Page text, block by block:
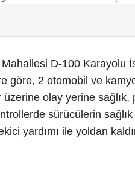
D-100 Karayolu
göre, 2 otomobil ve
üzerine olay yerine
sürücülerin
yardımı ile yoldan